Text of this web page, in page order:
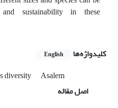
sustainability in these
کلیدواژه‌ها
English
diversity
Asalem
اصل مقاله